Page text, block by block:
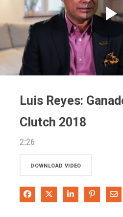
Luis Reyes:
Clutch 2018
2:26
DOWNLOAD VIDEO
Share on Facebook
Share on XShare onPin on